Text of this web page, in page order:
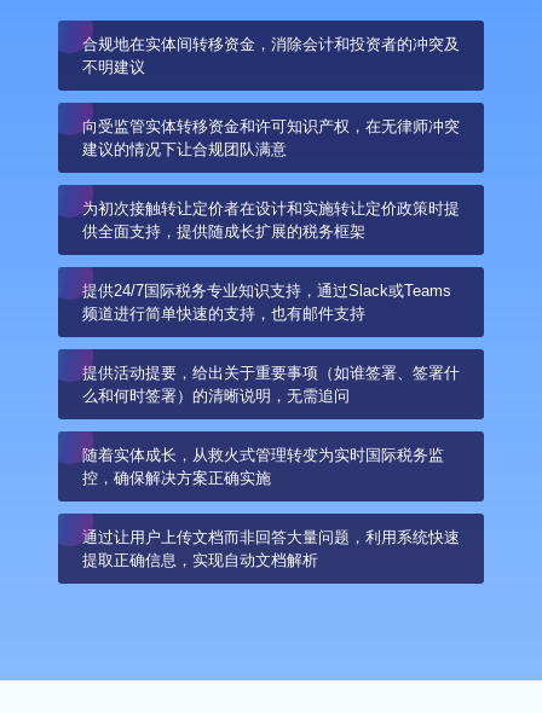
合规地在实体间转移资金，消除会计和投资者的冲突及
不明建议
向受监管实体转移资金和许可知识产权，在无律师冲突
建议的情况下让合规团队满意
为初次接触转让定价者在设计和实施转让定价政策时提
供全面支持，提供随成长扩展的税务框架
提供24/7国际税务专业知识支持，通过Slack或Teams
频道进行简单快速的支持，也有邮件支持
提供活动提要，给出关于重要事项（如谁签署、签署什
么和何时签署）的清晰说明，无需追问
随着实体成长，从救火式管理转变为实时国际税务监
控，确保解决方案正确实施
通过让用户上传文档而非回答大量问题，利用系统快速
提取正确信息，实现自动文档解析